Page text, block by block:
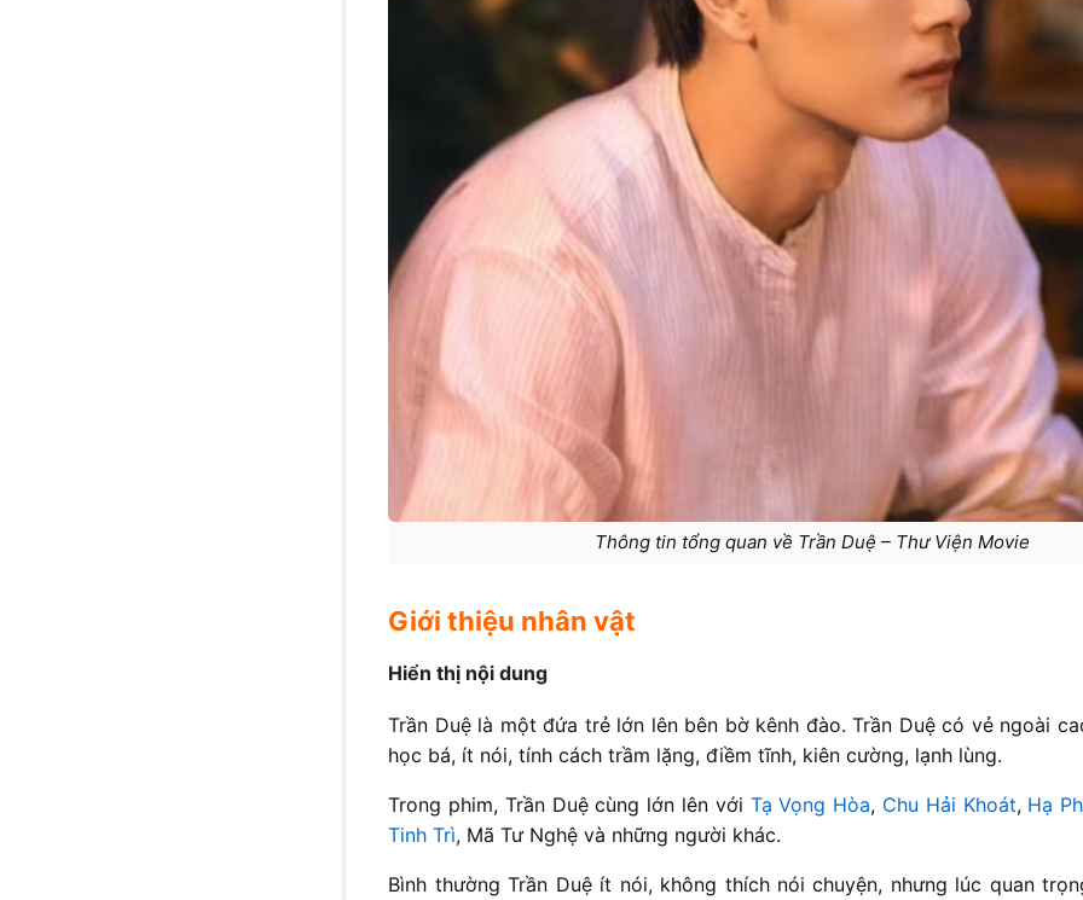
Thông tin tổng quan về Trần Duệ – Thư Viện Movie
Giới thiệu nhân vật
Hiển thị nội dung
Trần Duệ là một đứa trẻ lớn lên bên bờ kênh đào. Trần Duệ có vẻ ngoài
học bá, ít nói, tính cách trầm lặng, điềm tĩnh, kiên cường, lạnh lùng.
Trong phim, Trần Duệ cùng lớn lên với Tạ Vọng Hòa, Chu Hải Khoát, Hạ
Tinh Trì, Mã Tư Nghệ và những người khác.
Bình thường Trần Duệ ít nói, không thích nói chuyện, nhưng lúc quan